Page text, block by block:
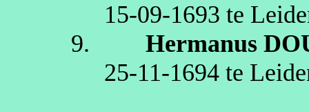
15‑09‑1693 te
9.
Hermanus
25‑11‑1694 te